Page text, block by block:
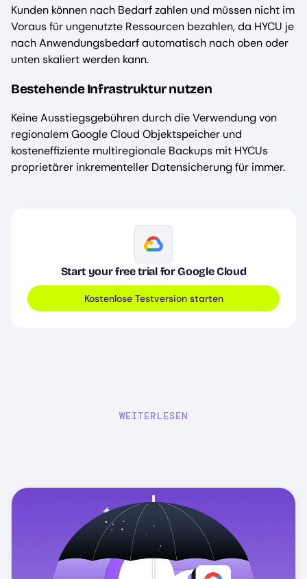
Kunden können nach Bedarf zahlen und müssen nicht im
Voraus für ungenutzte Ressourcen bezahlen, da HYCU je
nach Anwendungsbedarf automatisch nach oben oder
unten skaliert werden kann.
Bestehende Infrastruktur nutzen
Keine Ausstiegsgebühren durch die Verwendung von
regionalem Google Cloud Objektspeicher und
kosteneffiziente multiregionale Backups mit HYCUs
proprietärer inkrementeller Datensicherung für immer.
Image
Start your free trial for Google Cloud
Kostenlose Testversion starten
WEITERLESEN